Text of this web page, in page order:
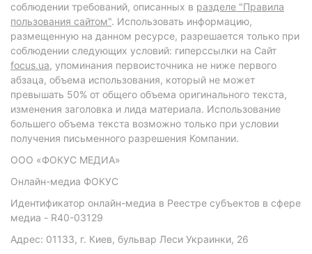
соблюдении требований, описанных в разделе "Правила
пользования сайтом". Использовать информацию,
размещенную на данном ресурсе, разрешается только при
соблюдении следующих условий: гиперссылки на Сайт
focus.ua, упоминания первоисточника не ниже первого
абзаца, объема использования, который не может
превышать 50% от общего объема оригинального текста,
изменения заголовка и лида материала. Использование
большего объема текста возможно только при условии
получения письменного разрешения Компании.
ООО «ФОКУС МЕДИА»
Онлайн-медиа ФОКУС
Идентификатор онлайн-медиа в Реестре субъектов в сфере
медиа - R40-03129
Адрес: 01133, г. Киев, бульвар Леси Украинки, 26